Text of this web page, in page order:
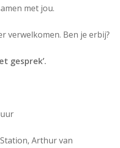
met jou.
verwelkomen. Ben je erbij?
gesprek’.
Arthur van